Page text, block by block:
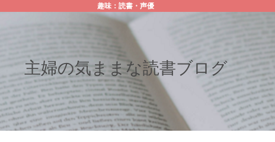
趣味：読書・声優
主婦の気ままな読書ブログ